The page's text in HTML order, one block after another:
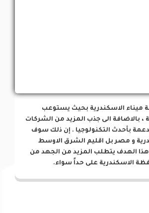
الاسكندرية بحيث يستوعب
، بالاضافة الى جذب المزيد من الشركات
بأحدث التكنولوجيا . إن ذلك سوف
و مصر بل اقليم الشرق الاوسط
الهدف يتطلب المزيد من الجهد من
الاسكندرية على حداً سواء.